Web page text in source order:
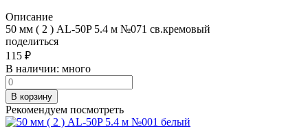
Описание
50 мм ( 2 ) AL-50P 5.4 м №071 св.кремовый
поделиться
115 ₽
В наличии: много
В корзину
Рекомендуем посмотреть